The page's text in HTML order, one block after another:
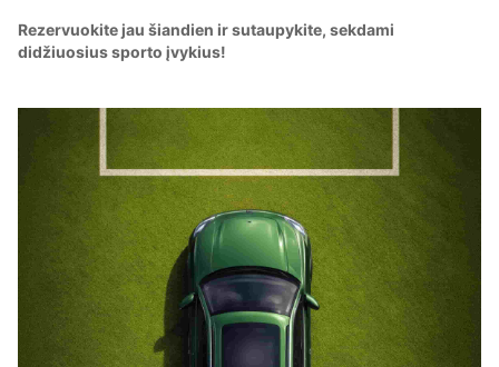
Rezervuokite jau šiandien ir sutaupykite, sekdami
didžiuosius sporto įvykius!